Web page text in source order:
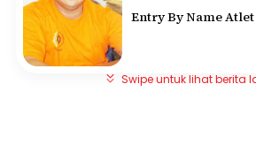
Entry By Name Atlet
Swipe untuk lihat berita